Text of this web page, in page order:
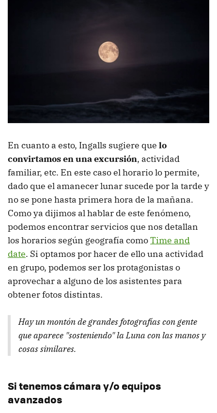
En cuanto a esto, Ingalls sugiere que lo
convirtamos en una excursión, actividad
familiar, etc. En este caso el horario lo permite,
dado que el amanecer lunar sucede por la tarde y
no se pone hasta primera hora de la mañana.
Como ya dijimos al hablar de este fenómeno,
podemos encontrar servicios que nos detallan
los horarios según geografía comoTime and
date. Si optamos por hacer de ello una actividad
en grupo, podemos ser los protagonistas o
aprovechar a alguno de los asistentes para
obtener fotos distintas.
Hay un montón de grandes fotografías con gente
que aparece "sosteniendo" la Luna con las manos y
cosas similares.
Si tenemos cámara y/o equipos
avanzados